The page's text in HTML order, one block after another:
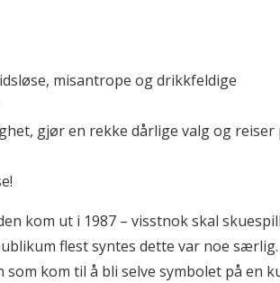
misantrope og drikkfeldige
gjør en rekke dårlige valg og reiser
kom ut i 1987 – visstnok skal
flest syntes dette var noe
kom til å bli selve symbolet på en